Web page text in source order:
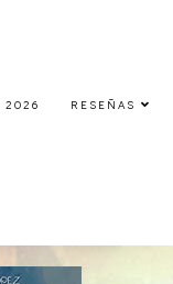
2026 RESEÑAS